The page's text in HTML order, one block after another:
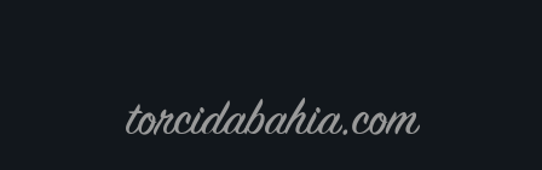
torcidabahia.com